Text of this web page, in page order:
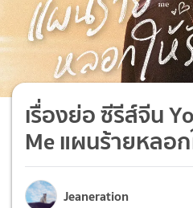
เรื่องย่อ ซีรีส์จีน
Me แผนร้ายหลอ
Jeaneration